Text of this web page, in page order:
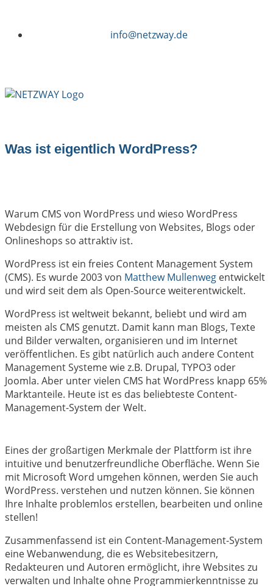
info@netzway.de
Was ist eigentlich WordPress?
Warum CMS von WordPress und wieso WordPress
Webdesign für die Erstellung von Websites, Blogs oder
Onlineshops so attraktiv ist.
WordPress ist ein freies Content Management System
(CMS). Es wurde 2003 von Matthew Mullenweg entwickelt
und wird seit dem als Open-Source weiterentwickelt.
WordPress ist weltweit bekannt, beliebt und wird am
meisten als CMS genutzt. Damit kann man Blogs, Texte
und Bilder verwalten, organisieren und im Internet
veröffentlichen. Es gibt natürlich auch andere Content
Management Systeme wie z.B. Drupal, TYPO3 oder
Joomla. Aber unter vielen CMS hat WordPress knapp 65%
Marktanteile. Heute ist es das beliebteste Content-
Management-System der Welt.
Eines der großartigen Merkmale der Plattform ist ihre
intuitive und benutzerfreundliche Oberfläche. Wenn Sie
mit Microsoft Word umgehen können, werden Sie auch
WordPress. verstehen und nutzen können. Sie können
Ihre Inhalte problemlos erstellen, bearbeiten und online
stellen!
Zusammenfassend ist ein Content-Management-System
eine Webanwendung, die es Websitebesitzern,
Redakteuren und Autoren ermöglicht, ihre Websites zu
verwalten und Inhalte ohne Programmierkenntnisse zu